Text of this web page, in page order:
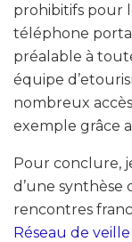
prohibitifs pour
téléphone
préalable à
équipe
nombreux
exemple grâce
Pour conclure,
d’une synthèse
rencontres
Réseau de